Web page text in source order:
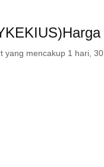
mencakup 1 hari,